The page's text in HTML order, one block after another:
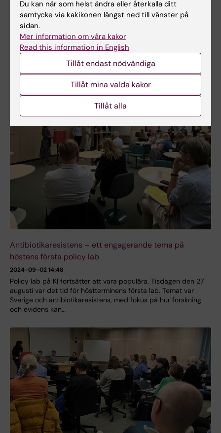
policy lab om vetenskaplig rådgivning i
Sverige
Om forsknings- och
innovationspropositionen
Nyheter om policy lab:
Antibiotikaresistens – ett engagerande tema på
höstens första policy lab
2024-09-02 14:48
Policy lab på KI fortsätter att vara populära. Tisdagen den 27
augusti var det tid för höstterminens första lab. Temat var
Sverige och antibiotikaresistens, med fokus på hur forskning
och evidens kan…
Du kan när som helst ändra eller återkalla ditt
samtycke via kakikonen längst ned till vänster på
sidan.
Mer information om våra kakor
Read this information in English
Tillåt endast nödvändiga
Tillåt mina valda kakor
Tillåt alla